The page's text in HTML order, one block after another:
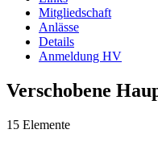
Mitgliedschaft
Anlässe
Details
Anmeldung HV
Verschobene
15 Elemente